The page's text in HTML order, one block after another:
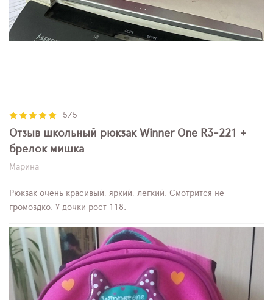
5/5
Отзыв школьный рюкзак Winner One R3-221 +
брелок мишка
Марина
Рюкзак очень красивый, яркий, лёгкий. Смотрится не
громоздко. У дочки рост 118.